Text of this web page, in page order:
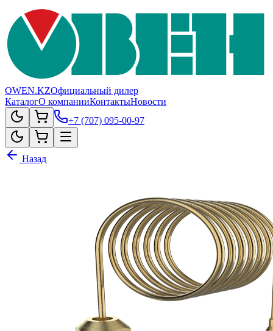
OWEN.KZОфициальный дилер
КаталогО компанииКонтактыНовости
+7 (707) 095-00-97
Назад